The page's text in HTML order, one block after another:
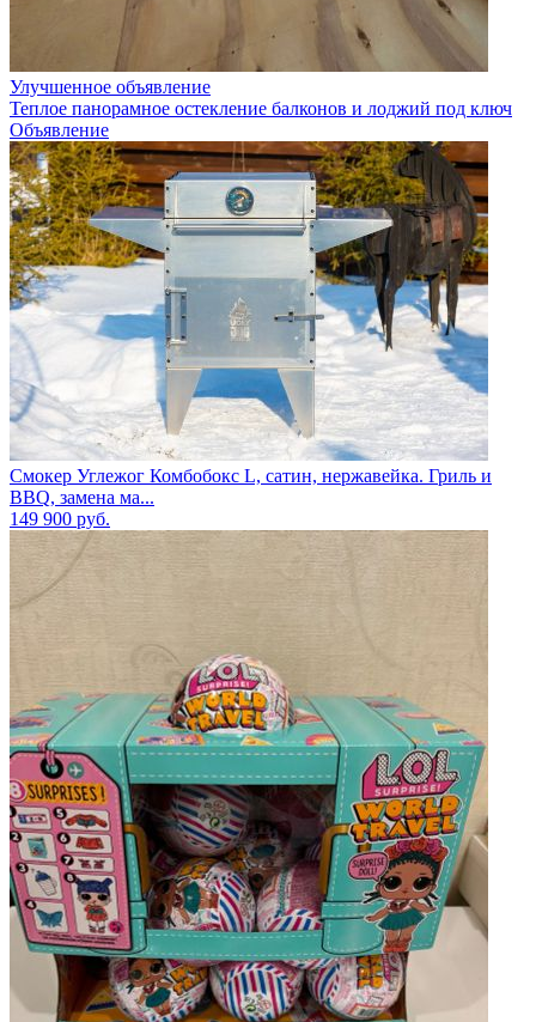
Улучшенное объявление
Теплое панорамное остекление балконов и лоджий под ключ
Объявление
Смокер Углежог Комбобокс L, сатин, нержавейка. Гриль и
BBQ, замена ма...
149 900 руб.